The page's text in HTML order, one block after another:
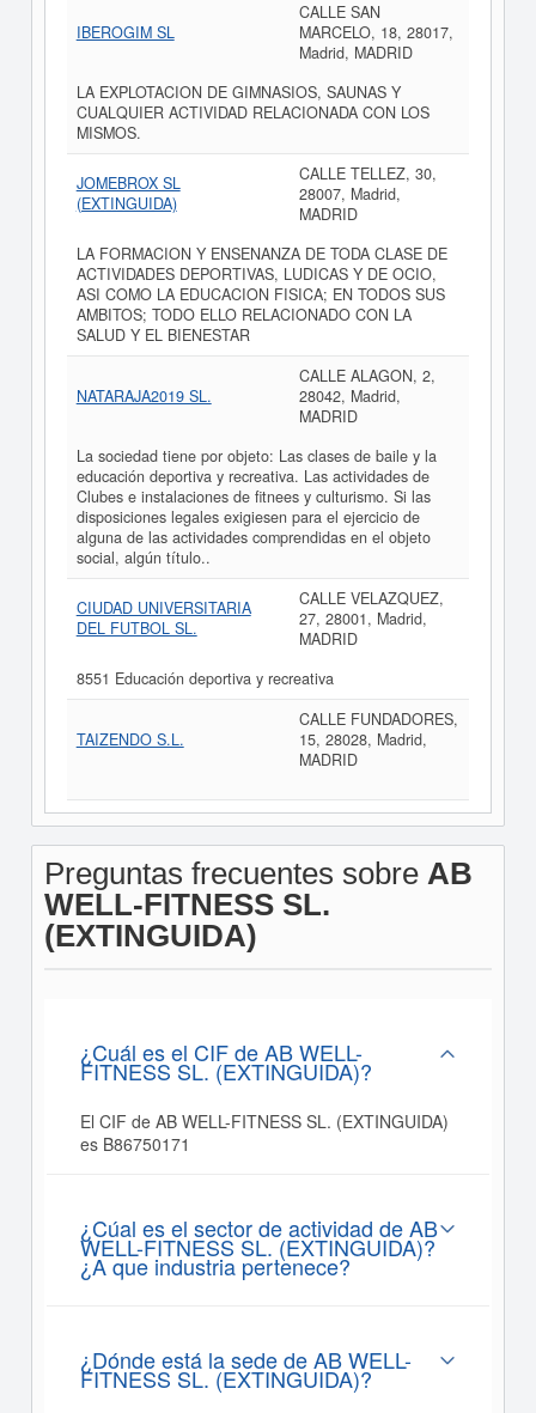
IBEROGIM SL
CALLE SAN
MARCELO, 18, 28017,
Madrid, MADRID
LA EXPLOTACION DE GIMNASIOS, SAUNAS Y
CUALQUIER ACTIVIDAD RELACIONADA CON LOS
MISMOS.
JOMEBROX SL
(EXTINGUIDA)
CALLE TELLEZ, 30,
28007, Madrid,
MADRID
LA FORMACION Y ENSENANZA DE TODA CLASE DE
ACTIVIDADES DEPORTIVAS, LUDICAS Y DE OCIO,
ASI COMO LA EDUCACION FISICA; EN TODOS SUS
AMBITOS; TODO ELLO RELACIONADO CON LA
SALUD Y EL BIENESTAR
NATARAJA2019 SL.
CALLE ALAGON, 2,
28042, Madrid,
MADRID
La sociedad tiene por objeto: Las clases de baile y la
educación deportiva y recreativa. Las actividades de
Clubes e instalaciones de fitnees y culturismo. Si las
disposiciones legales exigiesen para el ejercicio de
alguna de las actividades comprendidas en el objeto
social, algún título..
CIUDAD UNIVERSITARIA
DEL FUTBOL SL.
CALLE VELAZQUEZ,
27, 28001, Madrid,
MADRID
8551 Educación deportiva y recreativa
TAIZENDO S.L.
CALLE FUNDADORES,
15, 28028, Madrid,
MADRID
Preguntas frecuentes sobre AB
WELL-FITNESS SL.
(EXTINGUIDA)
¿Cuál es el CIF de AB WELL-
FITNESS SL. (EXTINGUIDA)?
El CIF de AB WELL-FITNESS SL. (EXTINGUIDA)
es B86750171
¿Cúal es el sector de actividad de AB
WELL-FITNESS SL. (EXTINGUIDA)?
¿A que industria pertenece?
¿Dónde está la sede de AB WELL-
FITNESS SL. (EXTINGUIDA)?